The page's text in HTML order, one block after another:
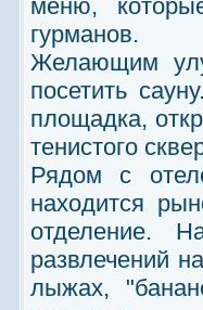
меню,
гурманов.
Желающим
посетить
площадка,
тенистого
Рядом с
находится
отделение.
развлечений
лыжах,